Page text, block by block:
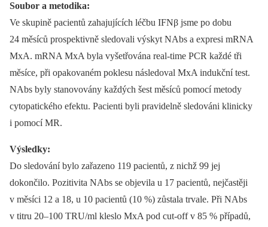
Soubor a metodika:
Ve skupině pacientů zahajujících léčbu IFNβ jsme po dobu
24 měsíců prospektivně sledovali výskyt NAbs a expresi mRNA
MxA. mRNA MxA byla vyšetřována real-time PCR každé tři
měsíce, při opakovaném poklesu následoval MxA indukční test.
NAbs byly stanovovány každých šest měsíců pomocí metody
cytopatického efektu. Pacienti byli pravidelně sledováni klinicky
i pomocí MR.
Výsledky:
Do sledování bylo zařazeno 119 pacientů, z nichž 99 jej
dokončilo. Pozitivita NAbs se objevila u 17 pacientů, nejčastěji
v měsíci 12 a 18, u 10 pacientů (10 %) zůstala trvale. Při NAbs
v titru 20–100 TRU/ml kleslo MxA pod cut-off v 85 % případů,